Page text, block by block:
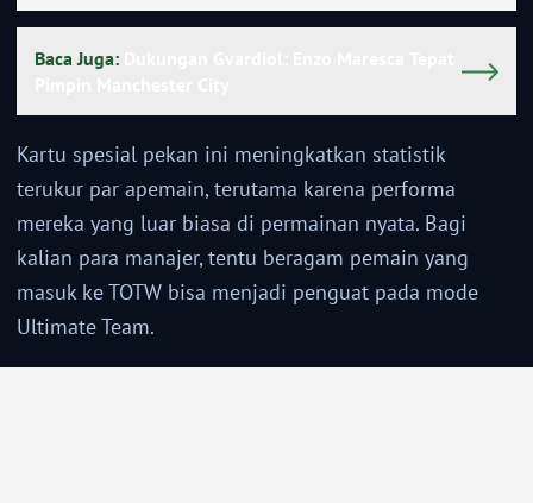
Baca Juga:
Kartu spesial pekan ini meningkatkan statistik
terukur par apemain, terutama karena performa
mereka yang luar biasa di permainan nyata. Bagi
kalian para manajer, tentu beragam pemain yang
masuk ke TOTW bisa menjadi penguat pada mode
Ultimate Team.